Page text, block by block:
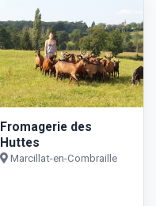
Fromagerie des
Huttes
Marcillat-en-Combraille